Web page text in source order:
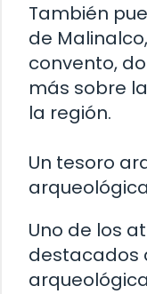
También
de
convento,
más sobre
la región.
Un tesoro
Uno de los
destacados